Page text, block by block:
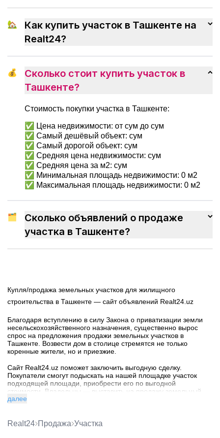
организовать переезд, избежать
ненужных волнений и быстрее
привыкнуть к новому дому.
🏡
Как купить участок в Ташкенте на
Realt24?
💰
Сколько стоит купить участок в
Ташкенте?
Стоимость покупки участка в Ташкенте:
✅ Цена недвижимости: от сум до сум
✅ Самый дешёвый объект: сум
✅ Самый дорогой объект: сум
✅ Средняя цена недвижимости: сум
✅ Средняя цена за м2: сум
✅ Минимальная площадь недвижимости: 0 м2
✅ Максимальная площадь недвижимости: 0 м2
🗂
Сколько объявлений о продаже
участка в Ташкенте?
Купля/продажа земельных участков для жилищного
строительства в Ташкенте — сайт объявлений Realt24.uz
Благодаря вступлению в силу Закона о приватизации земли
несельскохозяйственного назначения, существенно вырос
спрос на предложения продажи земельных участков в
Ташкенте. Возвести дом в столице стремятся не только
коренные жители, но и приезжие.
Сайт Realt24.uz поможет заключить выгодную сделку.
Покупатели смогут подыскать на нашей площадке участок
подходящей площади, приобрести его по выгодной
стоимости. Владельцы — выставить на продажу земельный
участок в Ташкенте и быстро найти покупателя.
далее
Realt24 Продажа участка